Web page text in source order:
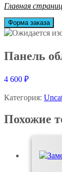
Главная
Форма заказа
Панель
4 600 ₽
Категория:
Похожие